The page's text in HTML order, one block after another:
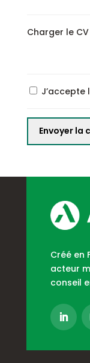
Charger le CV
J’accepte
Créé en
acteur
conseil